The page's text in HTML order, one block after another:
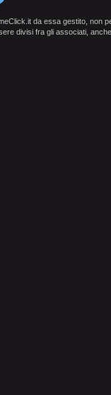
da essa gestito, non
divisi fra gli associati,